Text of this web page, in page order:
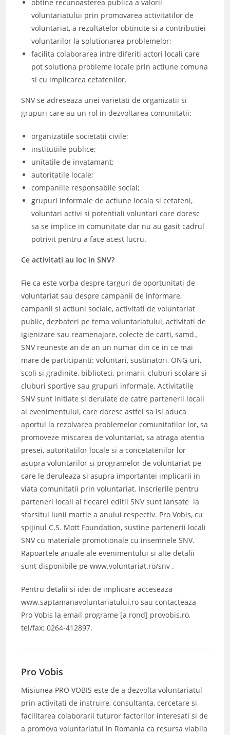
obtine recunoasterea publica a valorii
voluntariatului prin promovarea activitatilor de
voluntariat, a rezultatelor obtinute si a contributiei
voluntarilor la solutionarea problemelor;
facilita colaborarea intre diferiti actori locali care
pot solutiona probleme locale prin actiune comuna
si cu implicarea cetatenilor.
SNV se adreseaza unei varietati de organizatii si
grupuri care au un rol in dezvoltarea comunitatii:
organizatiile societatii civile;
institutiile publice;
unitatile de invatamant;
autoritatile locale;
companiile responsabile social;
grupuri informale de actiune locala si cetateni,
voluntari activi si potentiali voluntari care doresc
sa se implice in comunitate dar nu au gasit cadrul
potrivit pentru a face acest lucru.
Ce activitati au loc in SNV?
Fie ca este vorba despre targuri de oportunitati de
voluntariat sau despre campanii de informare,
campanii si actiuni sociale, activitati de voluntariat
public, dezbateri pe tema voluntariatului, activitati de
igienizare sau reamenajare, colecte de carti, samd.,
SNV reuneste an de an un numar din ce in ce mai
mare de participanti: voluntari, sustinatori, ONG-uri,
scoli si gradinite, biblioteci, primarii, cluburi scolare si
cluburi sportive sau grupuri informale. Activitatile
SNV sunt initiate si derulate de catre partenerii locali
ai evenimentului, care doresc astfel sa isi aduca
aportul la rezolvarea problemelor comunitatilor lor, sa
promoveze miscarea de voluntariat, sa atraga atentia
presei, autoritatilor locale si a concetatenilor lor
asupra voluntarilor si programelor de voluntariat pe
care le deruleaza si asupra importantei implicarii in
viata comunitatii prin voluntariat. Inscrierile pentru
parteneri locali ai fiecarei editii SNV sunt lansate la
sfarsitul lunii martie a anului respectiv. Pro Vobis, cu
spijinul C.S. Mott Foundation, sustine partenerii locali
SNV cu materiale promotionale cu insemnele SNV.
Rapoartele anuale ale evenimentului si alte detalii
sunt disponibile pe www.voluntariat.ro/snv .
Pentru detalii si idei de implicare acceseaza
www.saptamanavoluntariatului.ro sau contacteaza
Pro Vobis la email programe [a rond] provobis.ro,
tel/fax: 0264-412897.
Pro Vobis
Misiunea PRO VOBIS este de a dezvolta voluntariatul
prin activitati de instruire, consultanta, cercetare si
facilitarea colaborarii tuturor factorilor interesati si de
a promova voluntariatul in Romania ca resursa viabila